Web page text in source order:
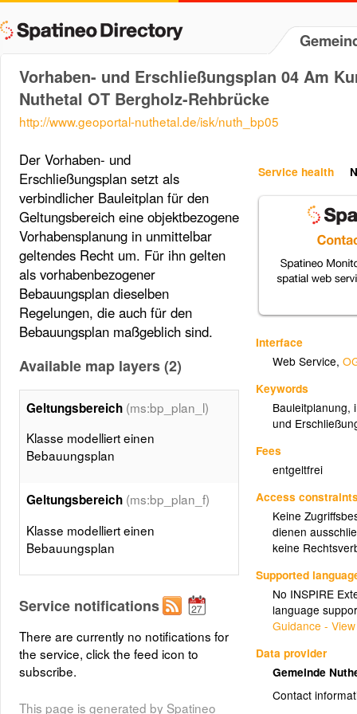
Vorhaben- und Erschließungsplan 04 Am
Nuthetal OT Bergholz-Rehbrücke
http://www.geoportal-nuthetal.de/isk/nuth_bp05
Service health
Interface
Web Service,
Keywords
Bauleitplanung,
und
Fees
entgeltfrei
Access
Keine
dienen
keine
Supported
No INSPIRE
language
Guidance -
Data provider
Gemeinde
Contact
Der Vorhaben- und
Erschließungsplan setzt als
verbindlicher Bauleitplan für den
Geltungsbereich eine objektbezogene
Vorhabensplanung in unmittelbar
geltendes Recht um. Für ihn gelten
als vorhabenbezogener
Bebauungsplan dieselben
Regelungen, die auch für den
Bebauungsplan maßgeblich sind.
Available map layers (2)
Geltungsbereich (ms:bp_plan_l)
Klasse modelliert einen
Bebauungsplan
Geltungsbereich (ms:bp_plan_f)
Klasse modelliert einen
Bebauungsplan
Service notifications
There are currently no notifications for
the service, click the feed icon to
subscribe.
This page is generated by Spatineo